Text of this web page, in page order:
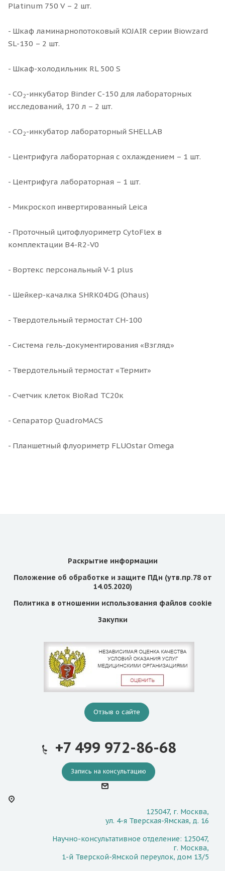
Platinum 750 V – 2 шт.
- Шкаф ламинарнопотоковый KOJAIR серии Biowzard
SL-130 – 2 шт.
- Шкаф-холодильник RL 500 S
- СО2-инкубатор Binder С-150 для лабораторных
исследований, 170 л – 2 шт.
- СО2-инкубатор лабораторный SHELLAB
- Центрифуга лабораторная с охлаждением – 1 шт.
- Центрифуга лабораторная – 1 шт.
- Микроскоп инвертированный Leica
- Проточный цитофлуориметр CytoFlex в
комплектации B4-R2-V0
- Вортекс персональный V-1 plus
- Шейкер-качалка SHRK04DG (Ohaus)
- Твердотельный термостат СН-100
- Система гель-документирования «Взгляд»
- Твердотельный термостат «Термит»
- Счетчик клеток BioRad TC20к
- Сепаратор QuadroMACS
- Планшетный флуориметр FLUOstar Omega
Раскрытие информации
Положение об обработке и защите ПДн (утв.пр.78 от
14.05.2020)
Политика в отношении использования файлов cookie
Закупки
Отзыв о сайте
+7 499 972-86-68
Запись на консультацию
125047, г. Москва,
ул. 4-я Тверская-Ямская, д. 16
Научно-консультативное отделение: 125047,
г. Москва,
1-й Тверской-Ямской переулок, дом 13/5